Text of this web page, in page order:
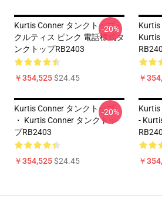
Kurtis Conner タンクトップ -
クルティス ピンク 電話様式タ
ンクトップRB2403
￥354,525$24.45
-20%
Kurtis
Kurtis
￥
Kurtis Conner タンクトップ
・ Kurtis Conner タンクトッ
プRB2403
￥354,525$24.45
-20%
Kurtis
-
￥